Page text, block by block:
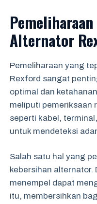
Alternator
Pemeliharaan yang
Rexford sangat
optimal dan
meliputi pemeriksaan
seperti kabel,
untuk mendeteksi
Salah satu hal yang
kebersihan alternator.
menempel dapat
itu, membersihkan